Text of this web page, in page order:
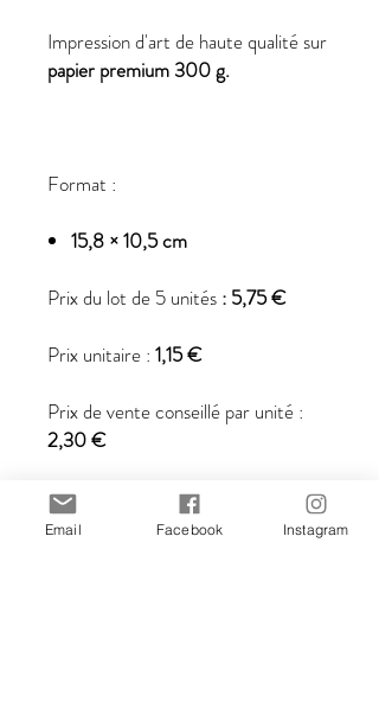
Impression d'art de haute qualité sur
papier premium 300 g.
Format :
15,8 × 10,5 cm
Prix du lot de 5 unités : 5,75 €
Prix unitaire : 1,15 €
Prix de vente conseillé par unité :
2,30 €
Les prix incluent la TVA.
Email Facebook Instagram